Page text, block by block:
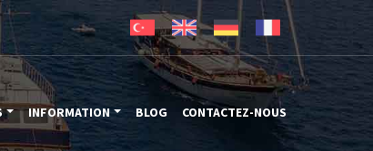
INFORMATION BLOG CONTACTEZ-NOUS